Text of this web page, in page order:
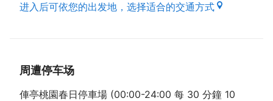
进入后可依您的出发地，选择适合的交通方式
周遭停车场
俥亭桃園春日停車場 (00:00-24:00 每 30 分鐘 10